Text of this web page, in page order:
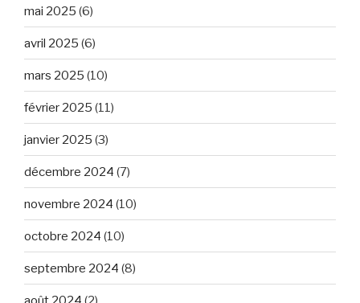
mai 2025 (6)
avril 2025 (6)
mars 2025 (10)
février 2025 (11)
janvier 2025 (3)
décembre 2024 (7)
novembre 2024 (10)
octobre 2024 (10)
septembre 2024 (8)